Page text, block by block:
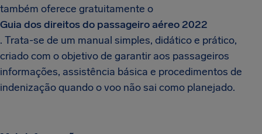
também oferece gratuitamente o
Guia dos direitos do passageiro aéreo 2022
. Trata-se de um manual simples, didático e prático,
criado com o objetivo de garantir aos passageiros
informações, assistência básica e procedimentos de
indenização quando o voo não sai como planejado.